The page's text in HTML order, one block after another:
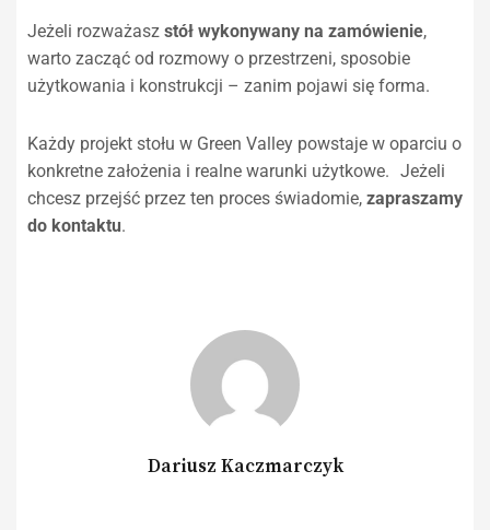
Jeżeli rozważasz stół wykonywany na zamówienie,
warto zacząć od rozmowy o przestrzeni, sposobie
użytkowania i konstrukcji – zanim pojawi się forma.
Każdy projekt stołu w Green Valley powstaje w oparciu o
konkretne założenia i realne warunki użytkowe. Jeżeli
chcesz przejść przez ten proces świadomie, zapraszamy
do kontaktu.
Dariusz Kaczmarczyk